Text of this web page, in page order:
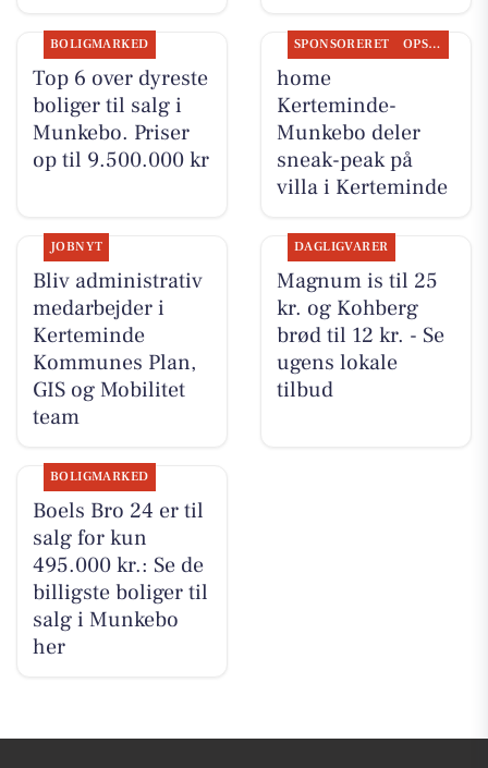
BOLIGMARKED
Top 6 over dyreste
boliger til salg i
Munkebo. Priser
op til 9.500.000 kr
SPONSORERET OPSLAGSTAVLEN
home
Kerteminde-
Munkebo deler
sneak-peak på
villa i Kerteminde
JOBNYT
Bliv administrativ
medarbejder i
Kerteminde
Kommunes Plan,
GIS og Mobilitet
team
DAGLIGVARER
Magnum is til 25
kr. og Kohberg
brød til 12 kr. - Se
ugens lokale
tilbud
BOLIGMARKED
Boels Bro 24 er til
salg for kun
495.000 kr.: Se de
billigste boliger til
salg i Munkebo
her